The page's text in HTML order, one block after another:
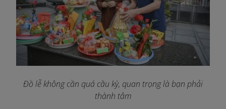
Đồ lễ không cần quá cầu kỳ, quan trọng là bạn phải
thành tâm